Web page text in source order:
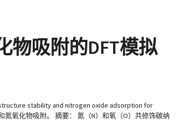
物吸附的DFT模拟
stability and nitrogen oxide adsorption for
氧化物吸附。 摘要： 氮（N）和氧（O）共修饰碳纳